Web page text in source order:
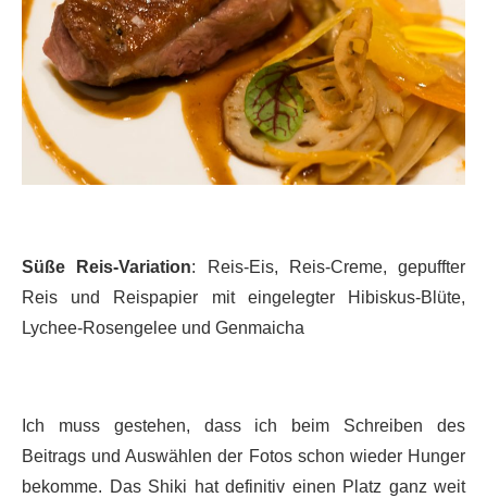
Süße Reis-Variation: Reis-Eis, Reis-Creme, gepuffter
Reis und Reispapier mit eingelegter Hibiskus-Blüte,
Lychee-Rosengelee und Genmaicha
Ich muss gestehen, dass ich beim Schreiben des
Beitrags und Auswählen der Fotos schon wieder Hunger
bekomme. Das Shiki hat definitiv einen Platz ganz weit